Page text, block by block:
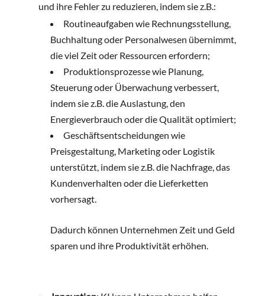
und ihre Fehler zu reduzieren, indem sie z.B.:
Routineaufgaben wie Rechnungsstellung,
Buchhaltung oder Personalwesen übernimmt,
die viel Zeit oder Ressourcen erfordern;
Produktionsprozesse wie Planung,
Steuerung oder Überwachung verbessert,
indem sie z.B. die Auslastung, den
Energieverbrauch oder die Qualität optimiert;
Geschäftsentscheidungen wie
Preisgestaltung, Marketing oder Logistik
unterstützt, indem sie z.B. die Nachfrage, das
Kundenverhalten oder die Lieferketten
vorhersagt.
Dadurch können Unternehmen Zeit und Geld
sparen und ihre Produktivität erhöhen.